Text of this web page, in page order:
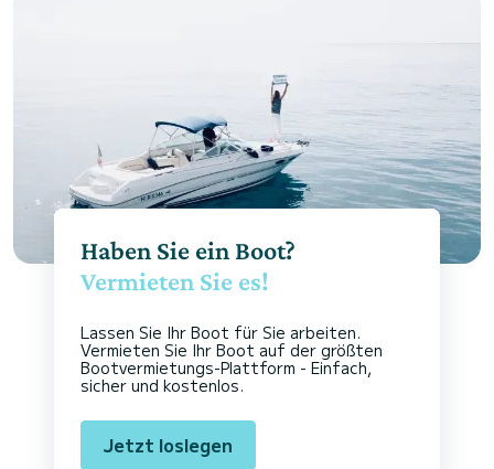
Haben Sie ein Boot?
Vermieten Sie es!
Lassen Sie Ihr Boot für Sie arbeiten.
Vermieten Sie Ihr Boot auf der größten
Bootvermietungs-Plattform - Einfach,
sicher und kostenlos.
Jetzt loslegen